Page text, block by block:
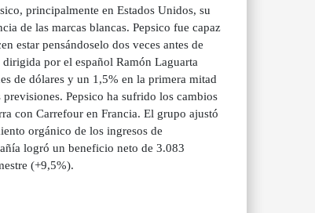
principalmente en Estados Unidos, su
de las marcas blancas. Pepsico fue capaz
estar pensándoselo dos veces antes de
por el español Ramón Laguarta
de dólares y un 1,5% en la primera mitad
Pepsico ha sufrido los cambios
con Carrefour en Francia. El grupo ajustó
orgánico de los ingresos de
logró un beneficio neto de 3.083
(+9,5%).